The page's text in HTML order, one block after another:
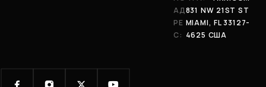
АД
РЕ
С:
831 NW 21ST ST
MIAMI, FL 33127-
4625 США